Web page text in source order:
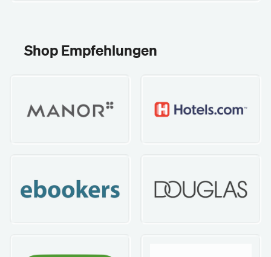
Shop Empfehlungen